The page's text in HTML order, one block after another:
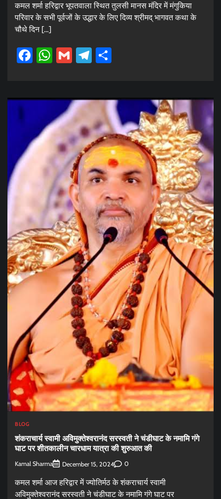
कमल शर्मा हरिद्वार भूपतवाला स्थित तुलसी मानस मंदिर में मंगुकिया
परिवार के सभी पूर्वजों के उद्धार के लिए दिव्य श्रीमद् भागवत कथा के
चौथे दिन […]
Facebook
WhatsApp
GmailTelegram
BLOG
शंकराचार्य स्वामी अविमुक्तेश्वरानंद सरस्वती ने चंडीघाट के नमामि गंगे
घाट पर शीतकालीन चारधाम यात्रा की शुरुआत की
Kamal Sharma December 15, 2024 0
कमल शर्मा आज हरिद्वार में ज्योतिर्मठ के शंकराचार्य स्वामी
अविमुक्तेश्वरानंद सरस्वती ने चंडीघाट के नमामि गंगे घाट पर